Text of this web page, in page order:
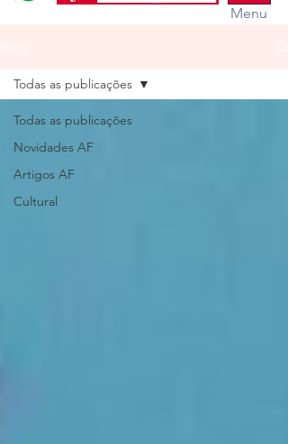
Menu
Todas as publicações
Novidades AF
Artigos AF
Cultural
Todas as publicações